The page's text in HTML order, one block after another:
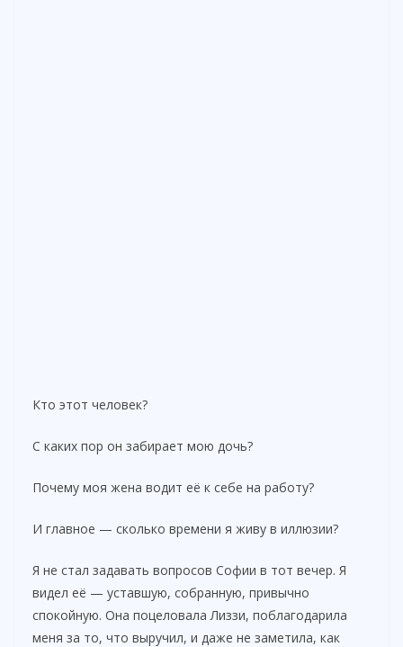
Кто этот человек?
С каких пор он забирает мою дочь?
Почему моя жена водит её к себе на работу?
И главное — сколько времени я живу в иллюзии?
Я не стал задавать вопросов Софии в тот вечер. Я
видел её — уставшую, собранную, привычно
спокойную. Она поцеловала Лиззи, поблагодарила
меня за то, что выручил, и даже не заметила, как